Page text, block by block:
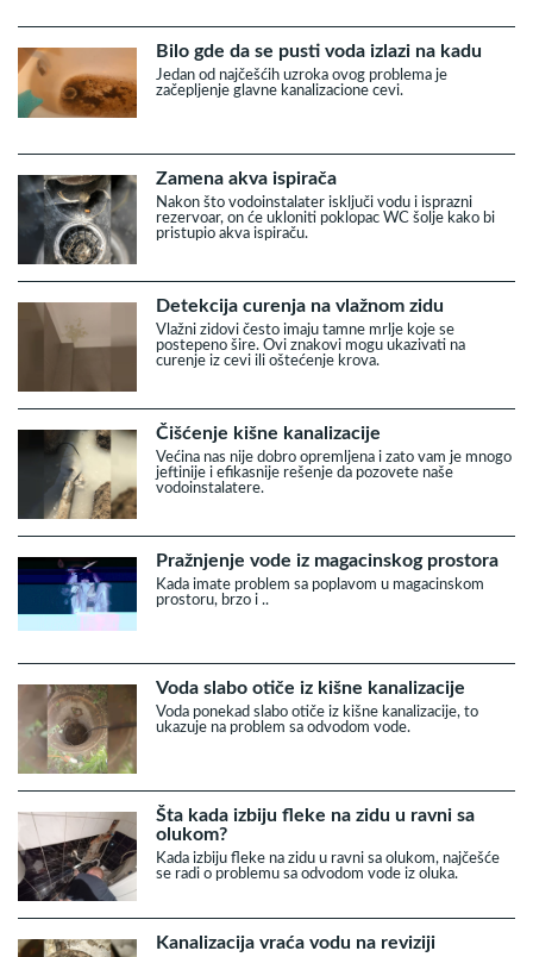
Bilo gde da se pusti voda izlazi na kadu
Jedan od najčešćih uzroka ovog problema je
začepljenje glavne kanalizacione cevi.
Zamena akva ispirača
Nakon što vodoinstalater isključi vodu i isprazni
rezervoar, on će ukloniti poklopac WC šolje kako bi
pristupio akva ispiraču.
Detekcija curenja na vlažnom zidu
Vlažni zidovi često imaju tamne mrlje koje se
postepeno šire. Ovi znakovi mogu ukazivati na
curenje iz cevi ili oštećenje krova.
Čišćenje kišne kanalizacije
Većina nas nije dobro opremljena i zato vam je mnogo
jeftinije i efikasnije rešenje da pozovete naše
vodoinstalatere.
Pražnjenje vode iz magacinskog prostora
Kada imate problem sa poplavom u magacinskom
prostoru, brzo i ..
Voda slabo otiče iz kišne kanalizacije
Voda ponekad slabo otiče iz kišne kanalizacije, to
ukazuje na problem sa odvodom vode.
Šta kada izbiju fleke na zidu u ravni sa
olukom?
Kada izbiju fleke na zidu u ravni sa olukom, najčešće
se radi o problemu sa odvodom vode iz oluka.
Kanalizacija vraća vodu na reviziji